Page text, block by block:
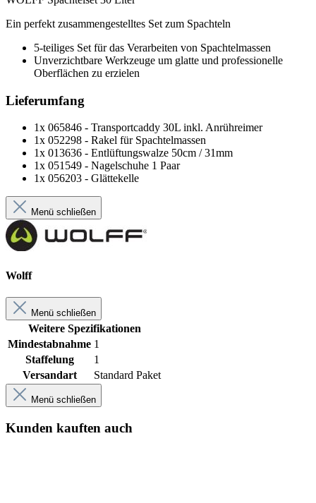
Ein perfekt zusammengestelltes Set zum Spachteln
5-teiliges Set für das Verarbeiten von Spachtelmassen
Unverzichtbare Werkzeuge um glatte und professionelle
Oberflächen zu erzielen
Lieferumfang
1x 065846 - Transportcaddy 30L inkl. Anrühreimer
1x 052298 - Rakel für Spachtelmassen
1x 013636 - Entlüftungswalze 50cm / 31mm
1x 051549 - Nagelschuhe 1 Paar
1x 056203 - Glättekelle
Menü schließen
Wolff
Menü schließen
Weitere Spezifikationen
Mindestabnahme 1
Staffelung
1
Versandart
Standard Paket
Menü schließen
Kunden kauften auch